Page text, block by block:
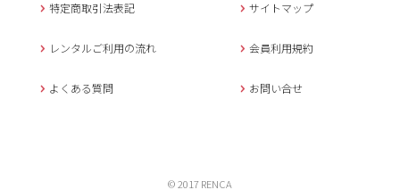
特定商取引法表記 サイトマップ
レンタルご利用の流れ 会員利用規約
よくある質問 お問い合せ
© 2017 RENCA